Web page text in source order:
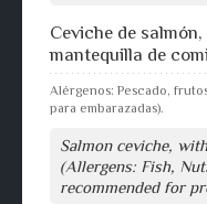
Ceviche de
mantequilla de
Alérgenos: Pescado,
para embarazadas).
Salmon ceviche,
(Allergens: Fish,
recommended for